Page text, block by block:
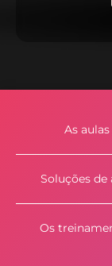
As
Soluções
Os